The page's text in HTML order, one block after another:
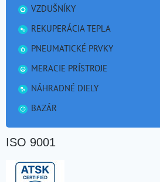
VZDUŠNÍKY
REKUPERÁCIA TEPLA
PNEUMATICKÉ PRVKY
MERACIE PRÍSTROJE
NÁHRADNÉ DIELY
BAZÁR
ISO 9001